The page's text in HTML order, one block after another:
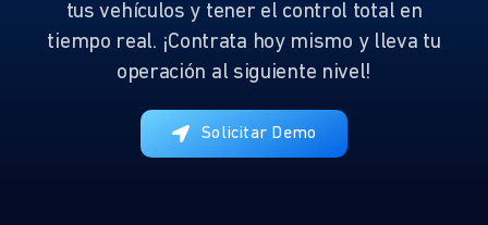
tus vehículos y tener el control total en
tiempo real. ¡Contrata hoy mismo y lleva tu
operación al siguiente nivel!
Solicitar Demo